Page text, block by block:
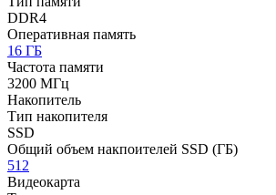
DDR4
Оперативная память
16 ГБ
Частота памяти
3200 МГц
Накопитель
Тип накопителя
SSD
Общий объем накпоителей SSD (ГБ)
512
Видеокарта